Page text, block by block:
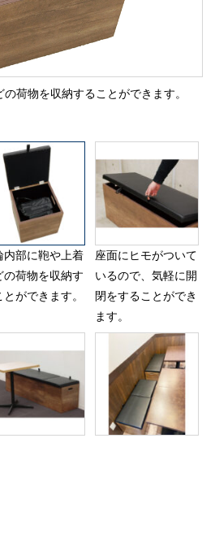
荷物を収納することができます。
内部に鞄や上着
の荷物を収納す
とができます。
座面にヒモがついて
いるので、気軽に開
閉をすることができ
ます。